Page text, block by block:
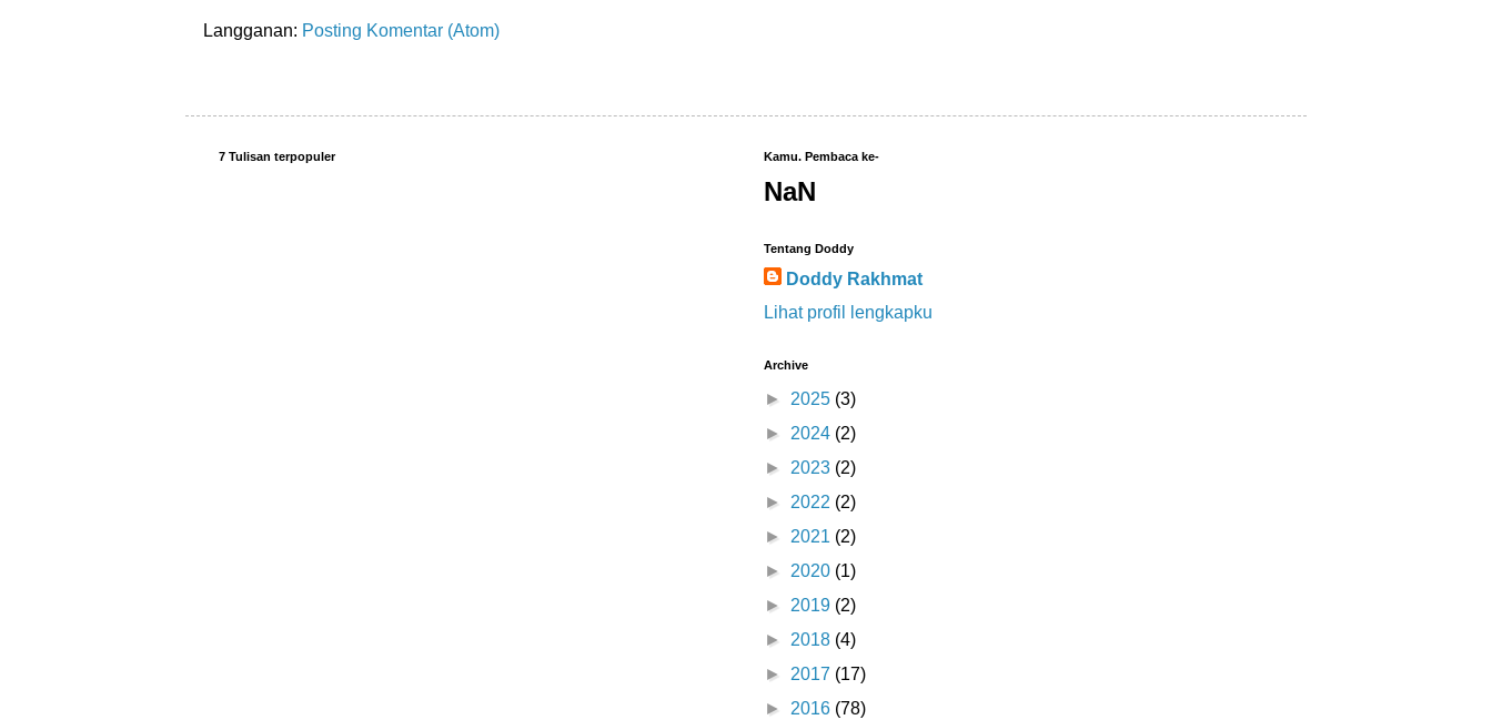
Langganan: Posting Komentar (Atom)
7 Tulisan terpopuler Kamu. Pembaca ke-
NaN
Tentang Doddy
Doddy Rakhmat
Lihat profil lengkapku
Archive
► 2025 (3)
► 2024 (2)
► 2023 (2)
► 2022 (2)
► 2021 (2)
► 2020 (1)
► 2019 (2)
► 2018 (4)
► 2017 (17)
► 2016 (78)